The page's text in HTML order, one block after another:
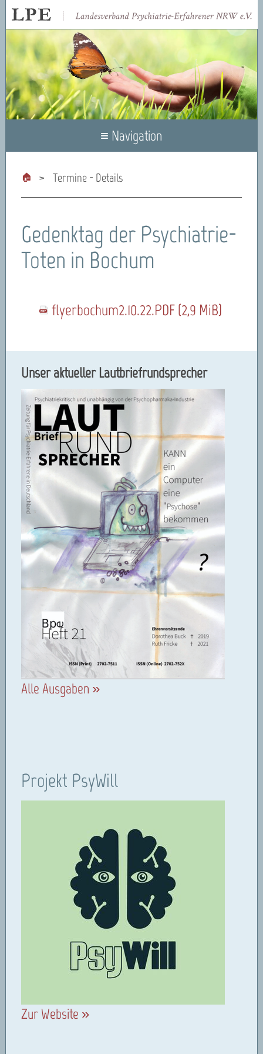
≡ Navigation
Termine - Details
Gedenktag der Psychiatrie-
Toten in Bochum
flyerbochum2.10.22.PDF(2,9 MiB)
Unser aktueller Lautbriefrundsprecher
Alle Ausgaben »
Projekt PsyWill
Zur Website »